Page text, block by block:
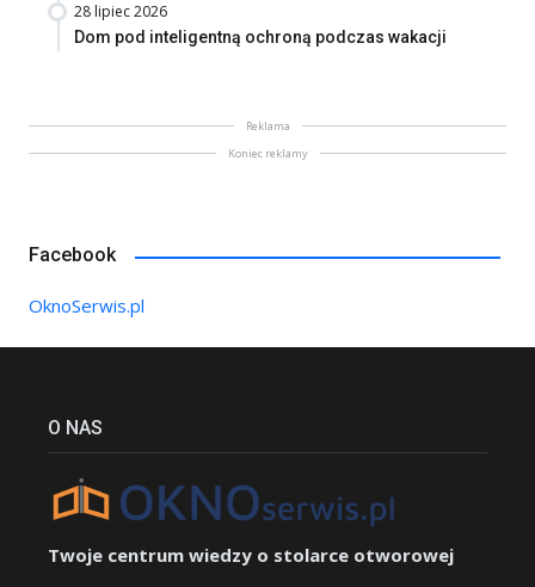
28 lipiec 2026
Dom pod inteligentną ochroną podczas wakacji
Reklama
Koniec reklamy
Facebook
OknoSerwis.pl
O NAS
Twoje centrum wiedzy o stolarce otworowej